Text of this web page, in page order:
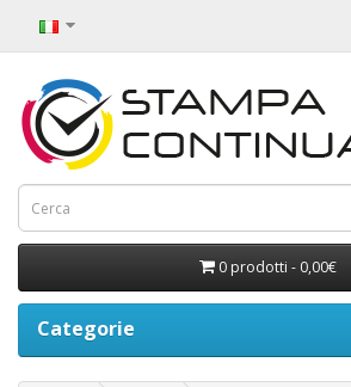
0 prodotti - 0,00€
Categorie